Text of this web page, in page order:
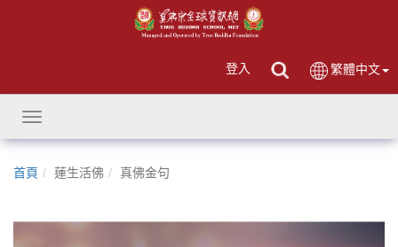
登入 繁體中文
Toggle
navigation
首頁 蓮生活佛 真佛金句